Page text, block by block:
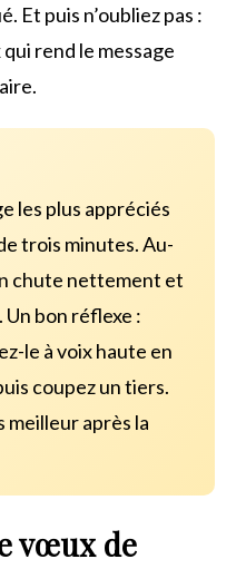
Et puis n’oubliez pas :
rend le message
les plus appréciés
trois minutes. Au-
chute nettement et
bon réflexe :
le à voix haute en
coupez un tiers.
meilleur après la
vœux de